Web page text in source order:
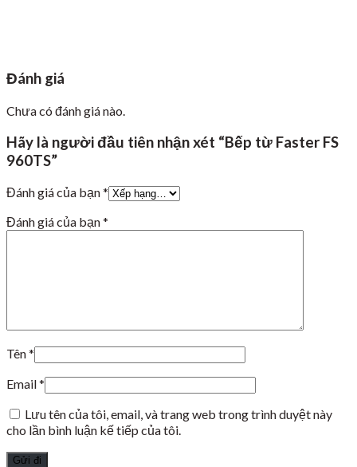
Đánh giá
Chưa có đánh giá nào.
Hãy là người đầu tiên nhận xét “Bếp từ Faster FS
960TS”
Đánh giá của bạn*
Đánh giá của bạn*
Tên*
Email*
Lưu tên của tôi, email, và trang web trong trình duyệt này
cho lần bình luận kế tiếp của tôi.